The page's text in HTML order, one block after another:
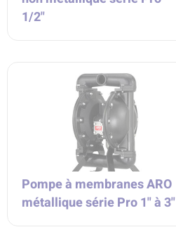
1/2"
Pompe à membranes ARO
métallique série Pro 1" à 3"